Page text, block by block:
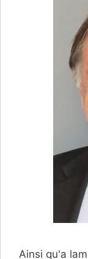
Ainsi qu'a